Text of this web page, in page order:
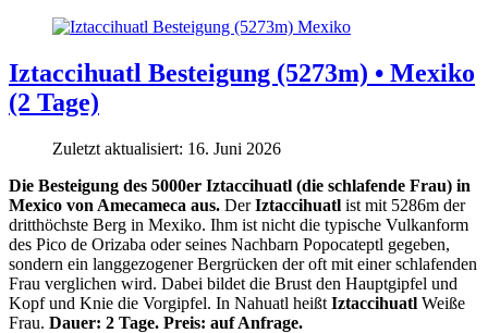
Iztaccihuatl Besteigung (5273m) • Mexiko
(2 Tage)
Zuletzt aktualisiert: 16. Juni 2026
Die Besteigung des 5000er Iztaccihuatl (die schlafende Frau) in
Mexico von Amecameca aus. DerIztaccihuatl ist mit 5286m der
dritthöchste Berg in Mexiko. Ihm ist nicht die typische Vulkanform
des Pico de Orizaba oder seines Nachbarn Popocateptl gegeben,
sondern ein langgezogener Bergrücken der oft mit einer schlafenden
Frau verglichen wird. Dabei bildet die Brust den Hauptgipfel und
Kopf und Knie die Vorgipfel. In Nahuatl heißt Iztaccihuatl Weiße
Frau. Dauer: 2 Tage. Preis: auf Anfrage.